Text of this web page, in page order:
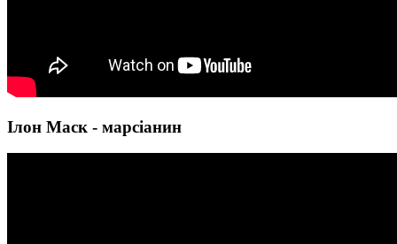
Ілон Маск - марсіанин